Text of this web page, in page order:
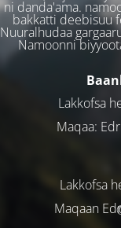
ni danda'ama.
bakkatti deebisuu
Nuuralhudaa
Namoonni
Lakkofsa
Maqaa:
Lakkofsa
Maqaan